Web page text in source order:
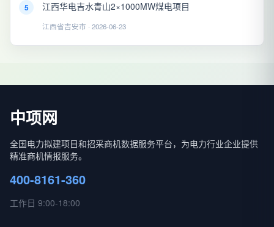
5 江西华电吉水青山2×1000MW煤电项目
江西省吉安市 · 2026-06-23
中项网
全国电力拟建项目和招采商机数据服务平台，为电力行业企业提供
精准商机情报服务。
400-8161-360
工作日 9:00-18:00